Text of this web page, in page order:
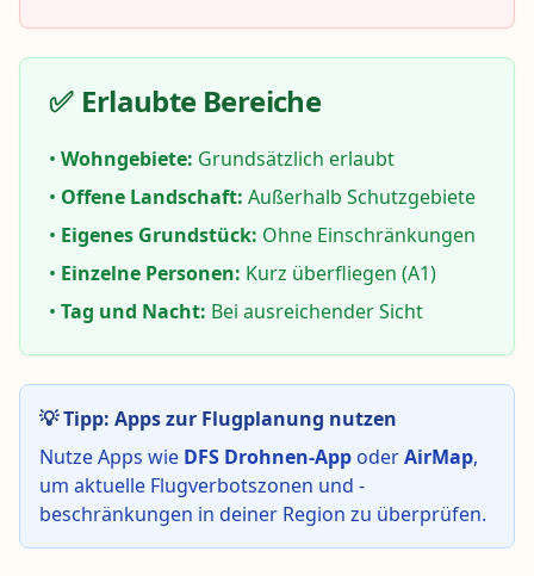
✅ Erlaubte Bereiche
• Wohngebiete: Grundsätzlich erlaubt
• Offene Landschaft: Außerhalb Schutzgebiete
• Eigenes Grundstück: Ohne Einschränkungen
• Einzelne Personen: Kurz überfliegen (A1)
• Tag und Nacht: Bei ausreichender Sicht
💡 Tipp: Apps zur Flugplanung nutzen
Nutze Apps wie DFS Drohnen-App oderAirMap,
um aktuelle Flugverbotszonen und -
beschränkungen in deiner Region zu überprüfen.